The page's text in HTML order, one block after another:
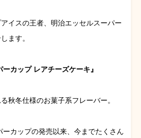
イスの王者、明治エッセルスーパー
ます。
カップ レアチーズケーキ』
秋冬仕様のお菓子系フレーバー。
カップの発売以来、今までたくさん